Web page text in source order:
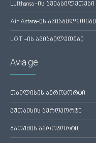
Lufthansa -ის ავიაბილეთები
Air Astana-ის ავიაბილეთები
LOT -ის ავიაბილეთები
Avia.ge
თბილისის აეროპორტი
ქუთაისის აეროპორტი
ბათუმის აეროპორტი